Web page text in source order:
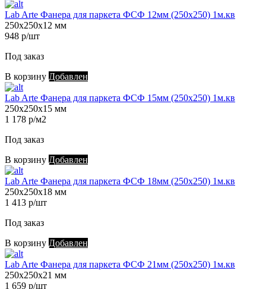
Lab Arte Фанера для паркета ФСФ 12мм (250х250) 1м.кв
250х250х12 мм
948 р/шт
Под заказ
В корзину Добавлен
Lab Arte Фанера для паркета ФСФ 15мм (250х250) 1м.кв
250х250х15 мм
1 178 р/м2
Под заказ
В корзину Добавлен
Lab Arte Фанера для паркета ФСФ 18мм (250х250) 1м.кв
250х250х18 мм
1 413 р/шт
Под заказ
В корзину Добавлен
Lab Arte Фанера для паркета ФСФ 21мм (250х250) 1м.кв
250х250х21 мм
1 659 р/шт